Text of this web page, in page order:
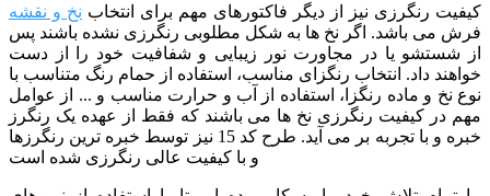
کیفیت رنگرزی نیز از دیگر فاکتورهای مهم برای انتخاب نخ و نقشه
فرش می باشد. اگر نخ ها به شکل مطلوبی رنگرزی نشده باشند پس
از شستشو یا در مجاورت نور زیبایی و شفافیت خود را از دست
خواهند داد. انتخاب رنگزای مناسب، استفاده از حمام رنگ متناسب با
نوع نخ و ماده رنگزا، استفاده از آب و حرارت مناسب و ... از عوامل
مهم در کیفیت رنگرزی نخ ها می باشند که فقط از عهده یک رنگرز
خبره و با تجربه بر می آید. طرح کد 15 نیز توسط خبره ترین رنگرزها
و با کیفیت عالی رنگرزی شده است